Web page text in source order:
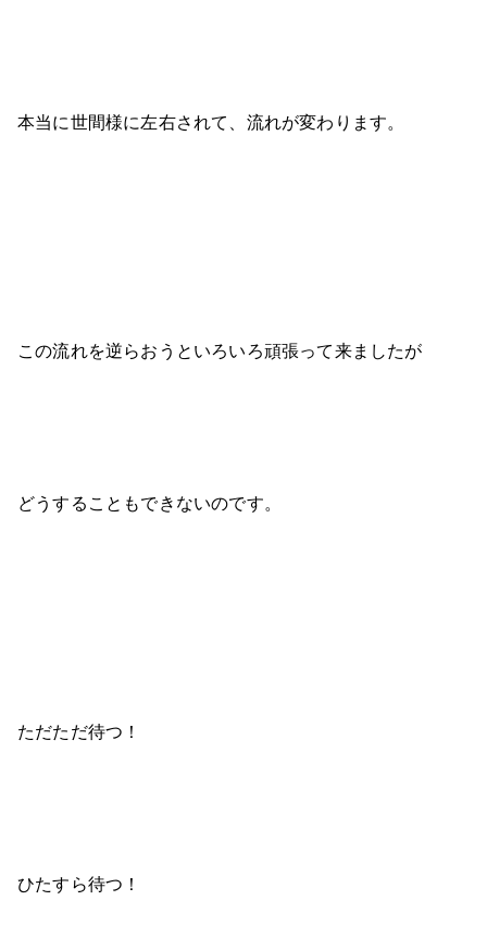
本当に世間様に左右されて、流れが変わります。
この流れを逆らおうといろいろ頑張って来ましたが
どうすることもできないのです。
ただただ待つ！
ひたすら待つ！